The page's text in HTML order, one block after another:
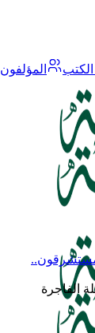
المؤلفون
الفاجرة